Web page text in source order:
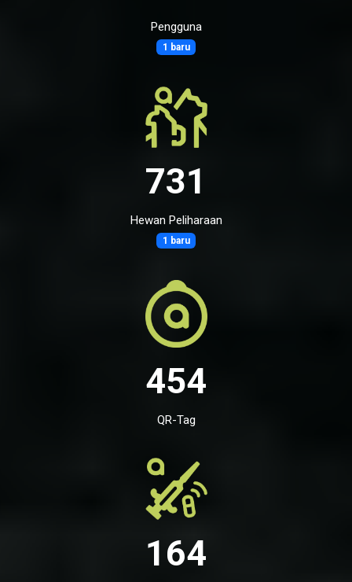
Pengguna
1 baru
731
Hewan Peliharaan
1 baru
454
QR-Tag
164